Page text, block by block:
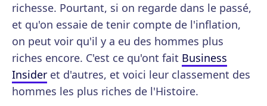
richesse. Pourtant, si on regarde dans le passé,
et qu'on essaie de tenir compte de l'inflation,
on peut voir qu'il y a eu des hommes plus
riches encore. C'est ce qu'ont fait Business
Insider et d'autres, et voici leur classement des
hommes les plus riches de l'Histoire.